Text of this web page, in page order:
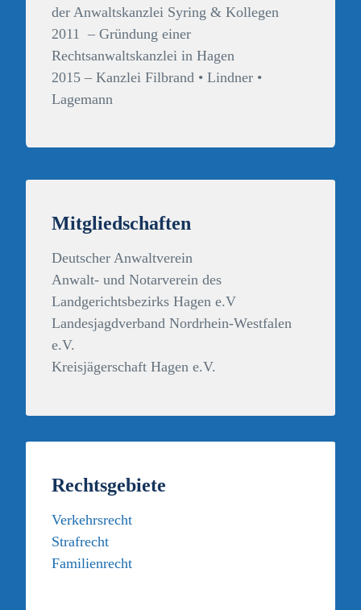
der Anwaltskanzlei Syring & Kollegen
2011 – Gründung einer
Rechtsanwaltskanzlei in Hagen
2015 – Kanzlei Filbrand • Lindner •
Lagemann
Mitgliedschaften
Deutscher Anwaltverein
Anwalt- und Notarverein des
Landgerichtsbezirks Hagen e.V
Landesjagdverband Nordrhein-Westfalen
e.V.
Kreisjägerschaft Hagen e.V.
Rechtsgebiete
Verkehrsrecht
Strafrecht
Familienrecht